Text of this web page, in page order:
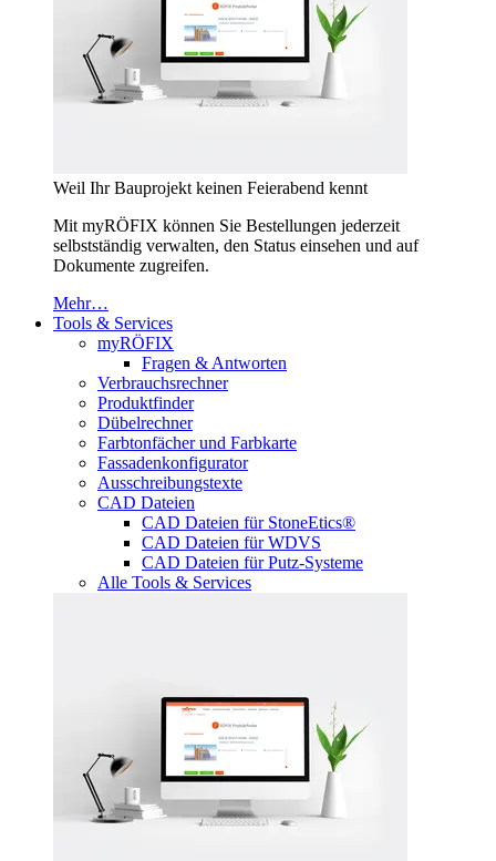
Weil Ihr Bauprojekt keinen Feierabend kennt
Mit myRÖFIX können Sie Bestellungen jederzeit
selbstständig verwalten, den Status einsehen und auf
Dokumente zugreifen.
Mehr…
Tools & Services
myRÖFIX
Fragen & Antworten
Verbrauchsrechner
Produktfinder
Dübelrechner
Farbtonfächer und Farbkarte
Fassadenkonfigurator
Ausschreibungstexte
CAD Dateien
CAD Dateien für StoneEtics®
CAD Dateien für WDVS
CAD Dateien für Putz-Systeme
Alle Tools & Services